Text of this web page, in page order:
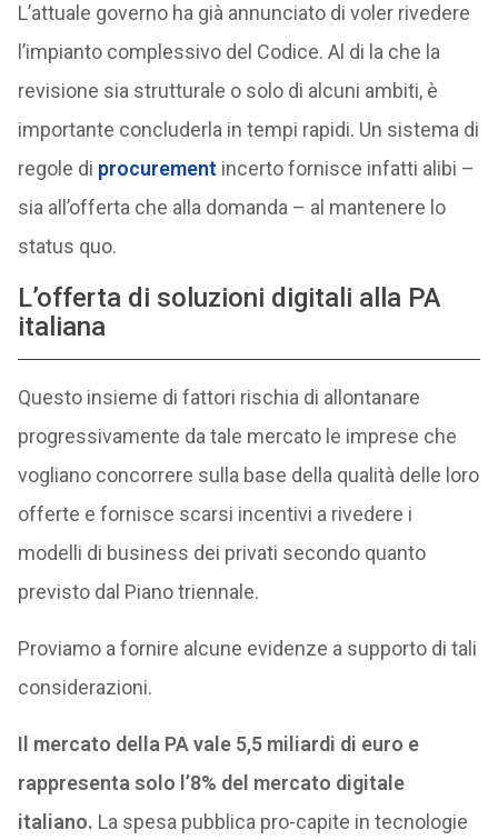
L’attuale governo ha già annunciato di voler rivedere
l’impianto complessivo del Codice. Al di la che la
revisione sia strutturale o solo di alcuni ambiti, è
importante concluderla in tempi rapidi. Un sistema di
regole di procurement incerto fornisce infatti alibi –
sia all’offerta che alla domanda – al mantenere lo
status quo.
L’offerta di soluzioni digitali alla PA
italiana
Questo insieme di fattori rischia di allontanare
progressivamente da tale mercato le imprese che
vogliano concorrere sulla base della qualità delle loro
offerte e fornisce scarsi incentivi a rivedere i
modelli di business dei privati secondo quanto
previsto dal Piano triennale.
Proviamo a fornire alcune evidenze a supporto di tali
considerazioni.
Il mercato della PA vale 5,5 miliardi di euro e
rappresenta solo l’8% del mercato digitale
italiano. La spesa pubblica pro-capite in tecnologie